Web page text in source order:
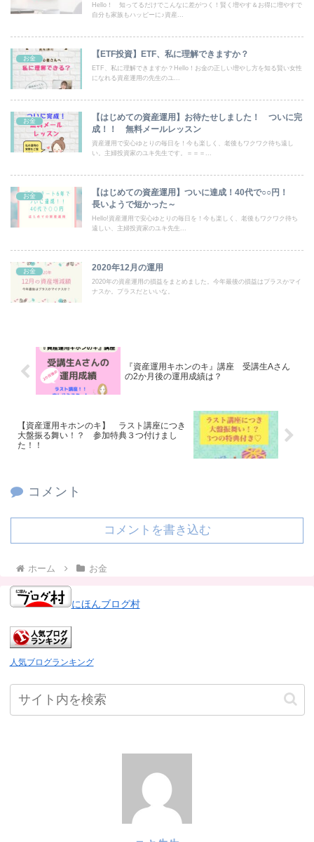
Hello！ 知ってるだけでこんなに差がつく！賢く増やす＆お得に増やすで
自分も家族もハッピーに♪資産...
お金 【ETF投資】ETF、私に理解できますか？
ETF、私に理解できますか？Hello！お金の正しい増やし方を知る賢い女性
になれる資産運用の先生のユ...
お金
【はじめての資産運用】お待たせしました！ ついに完
成！！ 無料メールレッスン
資産運用で安心ゆとりの毎日を！今も楽しく、老後もワクワク待ち遠し
い。主婦投資家のユキ先生です。＝＝＝...
お金
【はじめての資産運用】ついに達成！40代で○○円！
長いようで短かった～
Hello!資産運用で安心ゆとりの毎日を！今も楽しく、老後もワクワク待ち
遠しい、主婦投資家のユキ先生...
お金 2020年12月の運用
2020年の資産運用の損益をまとめました。今年最後の損益はプラスかマイ
ナスか。プラスだといいな。
『資産運用キホンのキ』講座 受講生Aさん
の2か月後の運用成績は？
【資産運用キホンのキ】 ラスト講座につき
大盤振る舞い！？ 参加特典３つ付けまし
た！！
コメント
コメントを書き込む
ホーム お金
にほんブログ村
人気ブログランキング